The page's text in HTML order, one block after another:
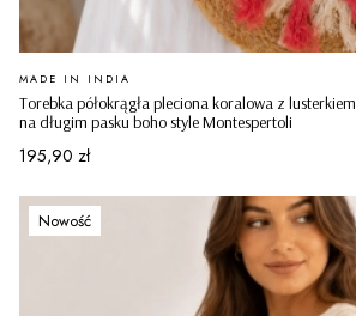
Torebka półokrągła pleciona koralowa z lusterkiem chwostami i koralikami
na długim pasku boho style Montespertoli
PRODUCENT
MADE IN INDIA
Cena
195,90 zł
Nowość